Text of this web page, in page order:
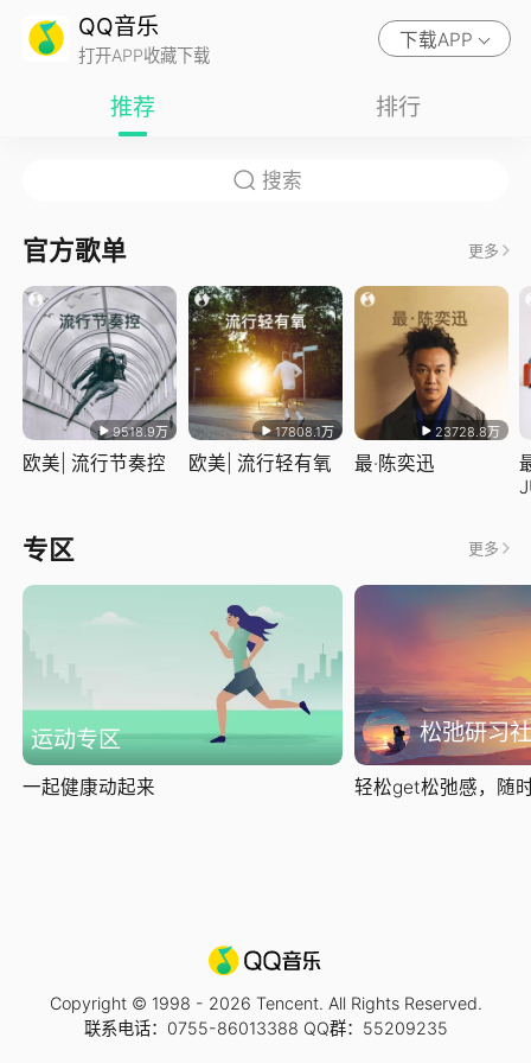
QQ音乐
打开APP收藏下载
下载APP
推荐 排行
官方歌单 更多
9518.9万
欧美| 流行节奏控
17808.1万
欧美| 流行轻有氧
23728.8万
最·陈奕迅
专区 更多
运动专区
一起健康动起来
松弛研习社
轻松get松弛感，随
Copyright © 1998 - 2026 Tencent. All Rights Reserved.
联系电话：0755-86013388 QQ群：55209235